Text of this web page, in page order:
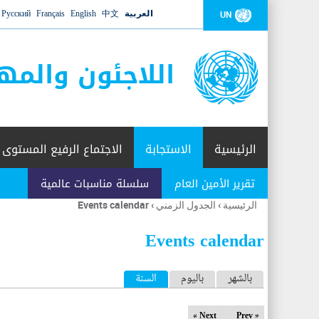
UN العربية 中文
English
Français
Русский
اللاجئون
الرئيسية الاستجابة
تقرير الأمين العام سلسلة مناسبات عالمية
الاجتماع الرفيع المستوى
أنت
هنا
الرئيسية › الجدول الزمني ›
Events calendar
Events calendar
ا
ل
بالشهر باليوم السنة (علامة التبويب النشطة)